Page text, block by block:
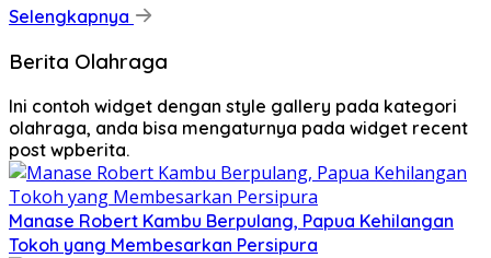
Selengkapnya
Berita Olahraga
Ini contoh widget dengan style gallery pada kategori
olahraga, anda bisa mengaturnya pada widget recent
post wpberita.
Manase Robert Kambu Berpulang, Papua Kehilangan
Tokoh yang Membesarkan Persipura